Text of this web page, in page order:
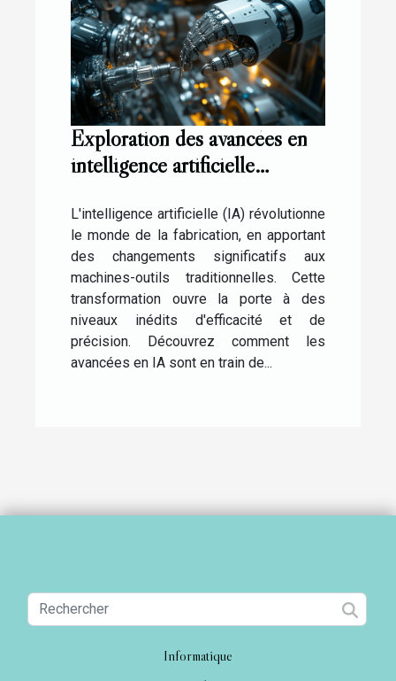
Exploration des avancées en
intelligence artificielle
outils
L'intelligence artificielle (IA) révolutionne
le monde de la fabrication, en apportant
des changements significatifs aux
machines-outils traditionnelles. Cette
transformation ouvre la porte à des
niveaux inédits d'efficacité et de
précision. Découvrez comment les
avancées en IA sont en train de...
Informatique